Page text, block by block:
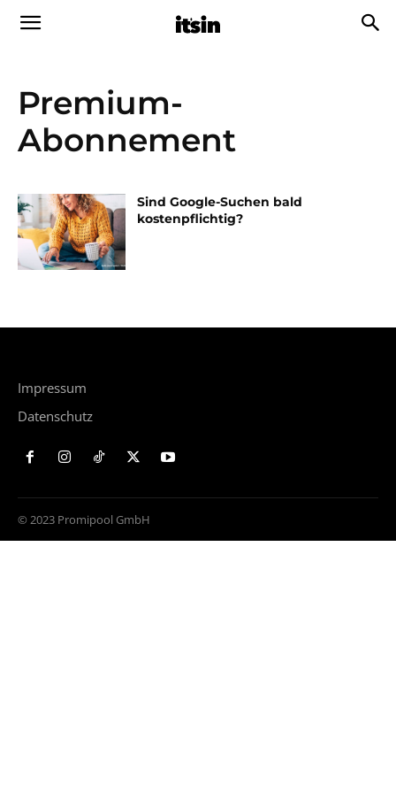
Premium-
Abonnement
Sind Google-Suchen bald
kostenpflichtig?
Impressum
Datenschutz
© 2023 Promipool GmbH